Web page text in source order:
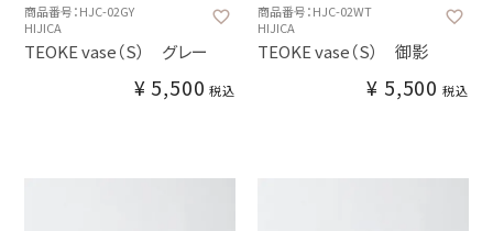
商品番号：HJC-02GY
HIJICA
TEOKE vase（S） グレー
¥ 5,500 税込
商品番号：HJC-02WT
HIJICA
TEOKE vase（S） 御影
¥ 5,500 税込